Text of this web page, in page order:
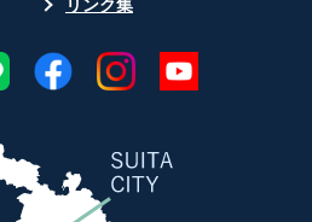
リンク集